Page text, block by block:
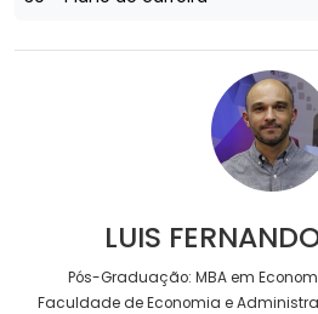
LUIS
Pós-Graduação: MBA em
Faculdade de Economia e